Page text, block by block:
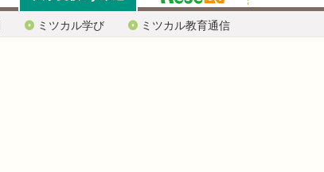
ミツカル学び ミツカル教育通信